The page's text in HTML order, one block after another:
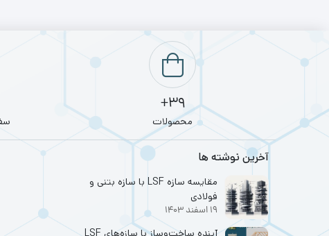
39+
محصولات
آخرین نوشته ها
مقایسه سازه LSF با سازه بتنی و
فولادی
19 اسفند 1403